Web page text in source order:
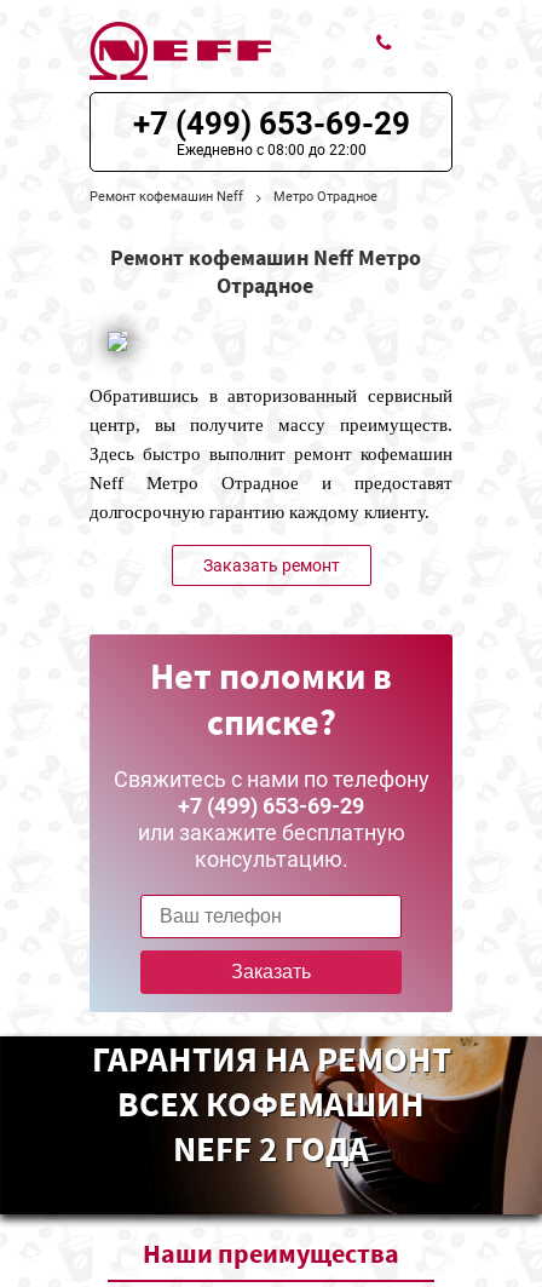
ЦЕНЫ НА РЕМОНТ
НАШИ КОНТАКТЫ
+7 (499) 653-69-29
Ежедневно с 08:00 до 22:00
Ремонт кофемашин Neff Метро Отрадное
Ремонт кофемашин Neff Метро
Отрадное
Обратившись в авторизованный сервисный
центр, вы получите массу преимуществ.
Здесь быстро выполнит ремонт кофемашин
Neff Метро Отрадное и предоставят
долгосрочную гарантию каждому клиенту.
Заказать ремонт
Нет поломки в
списке?
Свяжитесь с нами по телефону
+7 (499) 653-69-29
или закажите бесплатную
консультацию.
Заказать
ГАРАНТИЯ НА РЕМОНТ
ВСЕХ КОФЕМАШИН
NEFF 2 ГОДА
Наши преимущества